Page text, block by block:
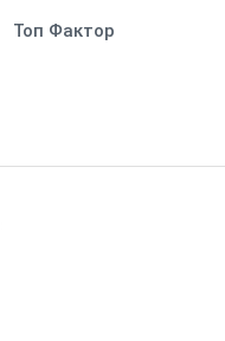
Топ Фактор